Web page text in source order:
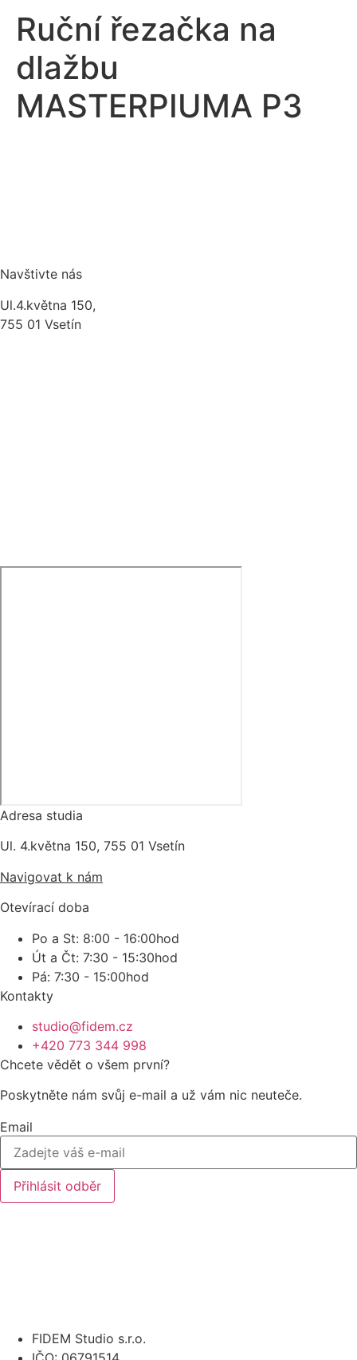
Ruční řezačka na
dlažbu
MASTERPIUMA P3
Navštivte nás
Ul.4.května 150,
755 01 Vsetín
Adresa studia
Ul. 4.května 150, 755 01 Vsetín
Navigovat k nám
Otevírací doba
Po a St: 8:00 - 16:00hod
Út a Čt: 7:30 - 15:30hod
Pá: 7:30 - 15:00hod
Kontakty
studio@fidem.cz
+420 773 344 998
Chcete vědět o všem první?
Poskytněte nám svůj e-mail a už vám nic neuteče.
Email
Přihlásit odběr
FIDEM Studio s.r.o.